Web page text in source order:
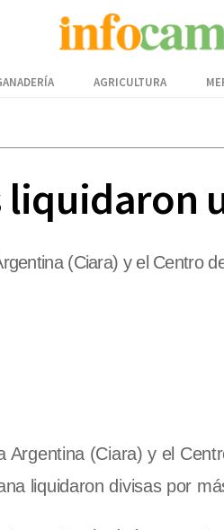
AGRICULTURA
liquidaron
(Ciara) y el Centro
Argentina (Ciara) y el
liquidaron divisas por